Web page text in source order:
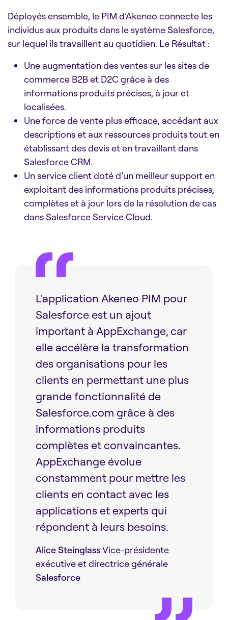
Déployés ensemble, le PIM d’Akeneo connecte les
individus aux produits dans le système Salesforce,
sur lequel ils travaillent au quotidien. Le Résultat :
Une augmentation des ventes sur les sites de
commerce B2B et D2C grâce à des
informations produits précises, à jour et
localisées.
Une force de vente plus efficace, accédant aux
descriptions et aux ressources produits tout en
établissant des devis et en travaillant dans
Salesforce CRM.
Un service client doté d’un meilleur support en
exploitant des informations produits précises,
complètes et à jour lors de la résolution de cas
dans Salesforce Service Cloud.
L'application Akeneo PIM pour
Salesforce est un ajout
important à AppExchange, car
elle accélère la transformation
des organisations pour les
clients en permettant une plus
grande fonctionnalité de
Salesforce.com grâce à des
informations produits
complètes et convaincantes.
AppExchange évolue
constamment pour mettre les
clients en contact avec les
applications et experts qui
répondent à leurs besoins.
Alice SteinglassVice-présidente
exécutive et directrice générale
Salesforce